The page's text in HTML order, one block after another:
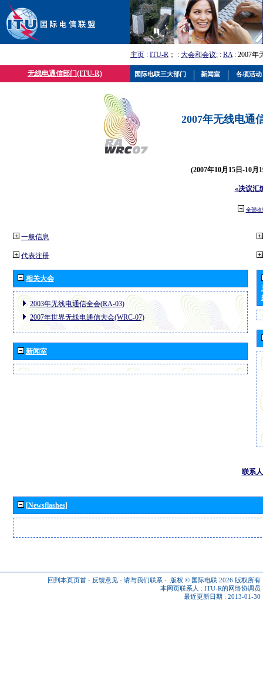
主页 : ITU-R ； : 大会和会议; : RA: 2007年
无线电通信部门(ITU-R)
2007年无线电通
(2007年10月15日-10月
«决议汇
全部收
一般信息
代表注册
相关大会
2003年无线电通信全会(RA-03)
2007年世界无线电通信大会(WRC-07)
新闻室
联系人
[Newsflashes]
回到本页页首 - 反馈意见 - 请与我们联系 - 版权 © 国际电联 2026 版权所有
本网页联系人 : ITU-R的网络协调员
最近更新日期 : 2013-01-30
国际电联三大部门 新闻室 各项活动